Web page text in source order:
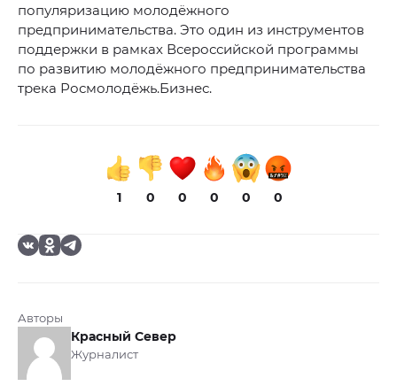
популяризацию молодёжного
предпринимательства. Это один из инструментов
поддержки в рамках Всероссийской программы
по развитию молодёжного предпринимательства
трека Росмолодёжь.Бизнес.
1 0 0 0 0 0
Авторы
Красный Север
Журналист